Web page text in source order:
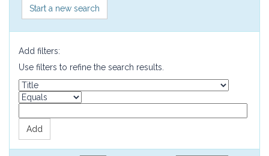
Start a new search
Add filters:
Use filters to refine the search results.